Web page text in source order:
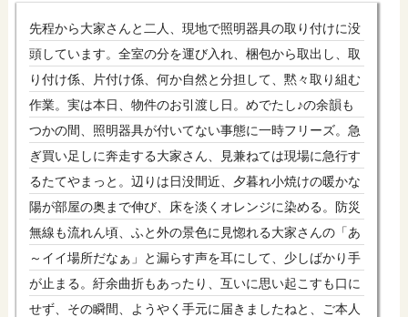
先程から大家さんと二人、現地で照明器具の取り付けに没
頭しています。全室の分を運び入れ、梱包から取出し、取
り付け係、片付け係、何か自然と分担して、黙々取り組む
作業。実は本日、物件のお引渡し日。めでたし♪の余韻も
つかの間、照明器具が付いてない事態に一時フリーズ。急
ぎ買い足しに奔走する大家さん、見兼ねては現場に急行す
るたてやまっと。辺りは日没間近、夕暮れ小焼けの暖かな
陽が部屋の奥まで伸び、床を淡くオレンジに染める。防災
無線も流れん頃、ふと外の景色に見惚れる大家さんの「あ
～イイ場所だなぁ」と漏らす声を耳にして、少しばかり手
が止まる。紆余曲折もあったり、互いに思い起こすも口に
せず、その瞬間、ようやく手元に届きましたねと、ご本人